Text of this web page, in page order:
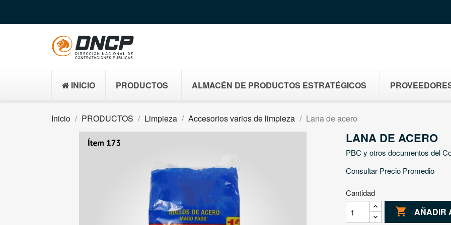
INICIO PRODUCTOS ALMACÉN DE PRODUCTOS ESTRATÉGICOS
Inicio PRODUCTOS Limpieza Accesorios varios de limpieza Lana de acero
LANA DE ACERO
PBC y otros documentos del
Consultar Precio Promedio
Cantidad
 AÑADIR